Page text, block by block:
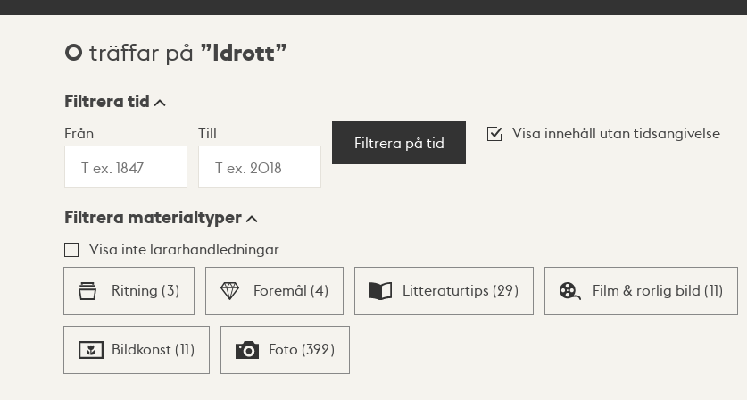
Sökresultat
0 träffar på Idrott
Visningsläge
Lista Karta
Filtrera tid
Från Till
Filtrera på tid
Visa innehåll utan tidsangivelse
Filtrera materialtyper
Visa inte lärarhandledningar
Ritning (3) Föremål (4) Litteraturtips (29) Film & rörlig bild (11)
Bildkonst (11) Foto (392)